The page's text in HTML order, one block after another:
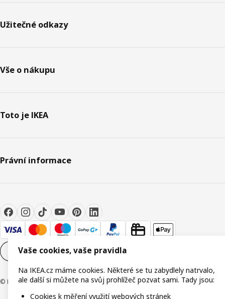
Užitečné odkazy
Vše o nákupu
Toto je IKEA
Právní informace
Nastavení souborů cookie
© Inter IKEA Systems B.V. 1999-2026
Vaše cookies, vaše pravidla
Na IKEA.cz máme cookies. Některé se tu zabydlely natrvalo,
ale další si můžete na svůj prohlížeč pozvat sami. Tady jsou:
Cookies k měření využití webových stránek